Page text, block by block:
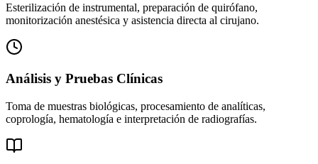
Esterilización de instrumental, preparación de quirófano,
monitorización anestésica y asistencia directa al cirujano.
Análisis y Pruebas Clínicas
Toma de muestras biológicas, procesamiento de analíticas,
coprología, hematología e interpretación de radiografías.